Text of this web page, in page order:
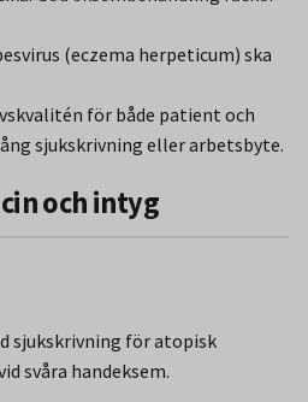
(eczema herpeticum) ska
för både patient och
sjukskrivning eller arbetsbyte.
och intyg
sjukskrivning för atopisk
svåra handeksem.